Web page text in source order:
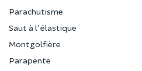
Parachutisme
Saut à l'élastique
Montgolfière
Parapente